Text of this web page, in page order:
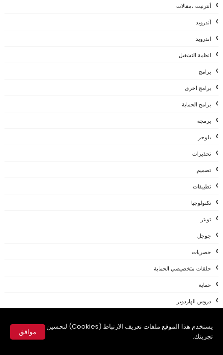
يستخدم هذا الموقع ملفات تعريف الارتباط (Cookies) لتحسين
تجربتك.
موافق
أنترنيت ،مقالات
أندرويد
اندرويد
انظمة التشغيل
برامج
برامج اخرى
برامج الحماية
برمجة
بلوجر
تحذيرات
تصميم
تطبيقات
تكنولوجيا
تويتر
جوجل
حصريات
حلقات متخصيصي الحماية
حماية
دروس الهاردوير
ربح المال من الانترنت